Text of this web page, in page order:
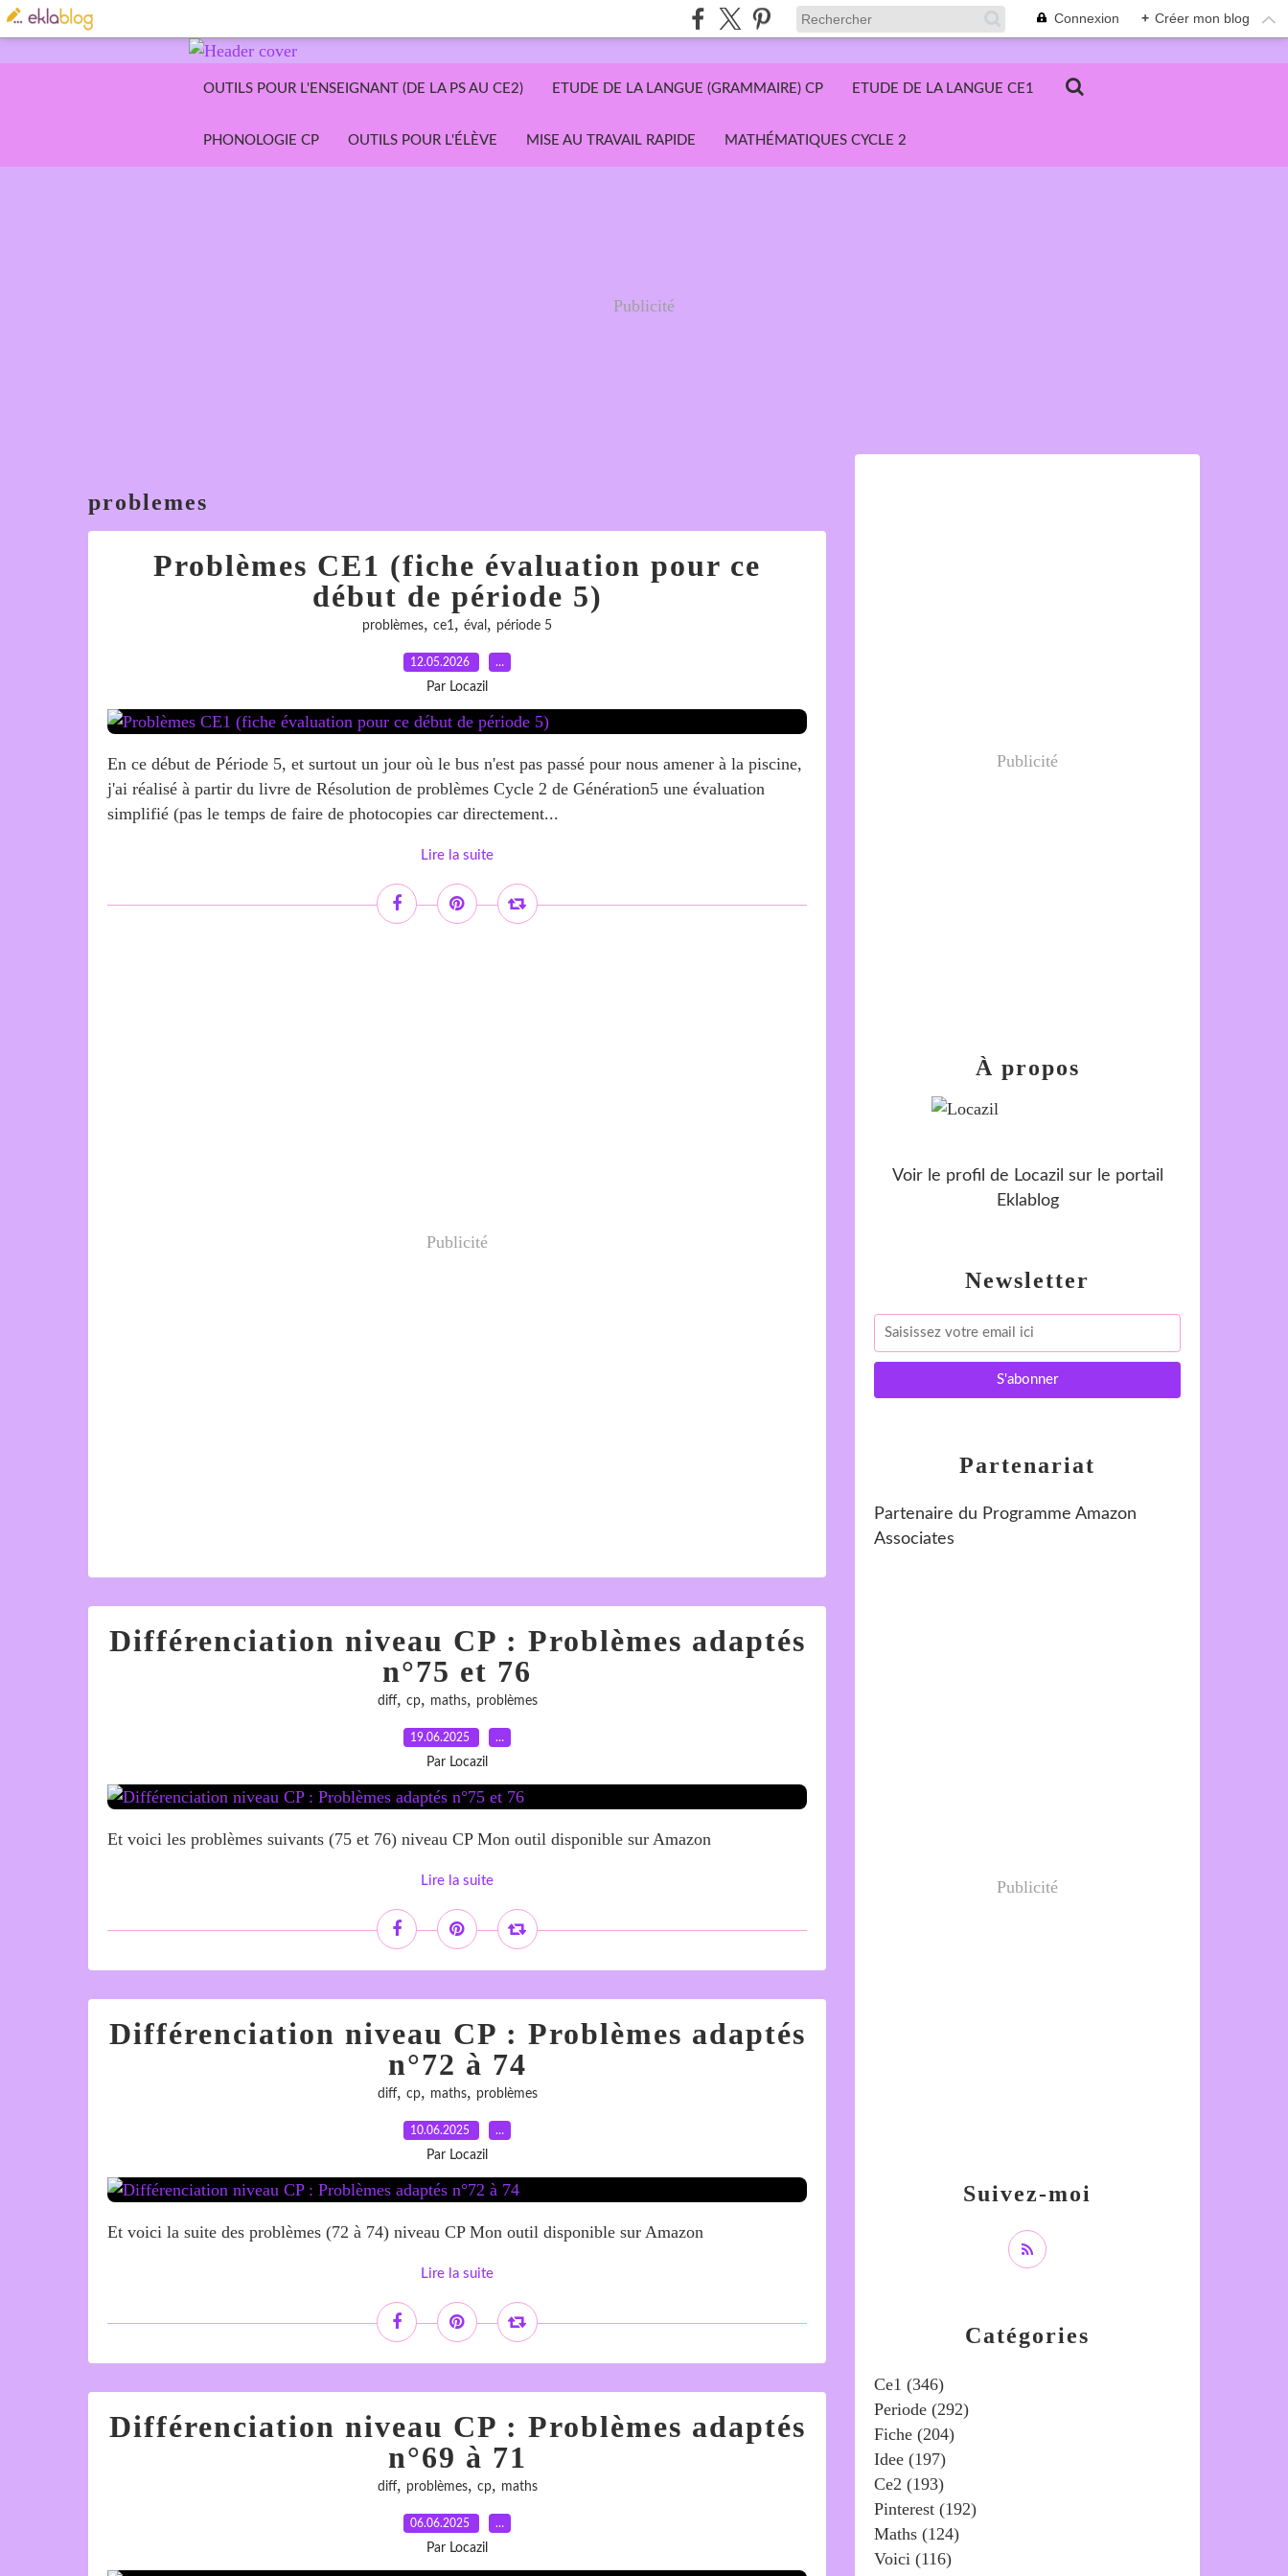
Connexion + Créer mon blog
OUTILS POUR L'ENSEIGNANT (DE LA PS AU CE2) ETUDE DE LA LANGUE (GRAMMAIRE) CP ETUDE DE LA LANGUE CE1
PHONOLOGIE CP OUTILS POUR L'ÉLÈVE MISE AU TRAVAIL RAPIDE MATHÉMATIQUES CYCLE 2
Publicité
problemes
Problèmes CE1 (fiche évaluation pour ce
début de période 5)
problèmes, ce1, éval , période 5
12.05.2026 …
Par Locazil
En ce début de Période 5, et surtout un jour où le bus n'est pas passé pour nous amener à la piscine,
j'ai réalisé à partir du livre de Résolution de problèmes Cycle 2 de Génération5 une évaluation
simplifié (pas le temps de faire de photocopies car directement...
Lire la suite
Publicité
Différenciation niveau CP : Problèmes adaptés
n°75 et 76
diff, cp, maths, problèmes
19.06.2025 …
Par Locazil
Et voici les problèmes suivants (75 et 76) niveau CP Mon outil disponible sur Amazon
Lire la suite
Différenciation niveau CP : Problèmes adaptés
n°72 à 74
diff, cp, maths, problèmes
10.06.2025 …
Par Locazil
Et voici la suite des problèmes (72 à 74) niveau CP Mon outil disponible sur Amazon
Lire la suite
Différenciation niveau CP : Problèmes adaptés
n°69 à 71
diff, problèmes, cp, maths
06.06.2025 …
Par Locazil
Newsletter
Publicité
Catégories
Ce1 (346)
Periode (292)
Fiche (204)
Idee (197)
Ce2 (193)
Pinterest (192)
Maths (124)
Voici (116)
Suivez-moi
À propos
Voir le profil de Locazil sur le portail
Eklablog
Partenariat
Partenaire du Programme Amazon
Associates
Publicité